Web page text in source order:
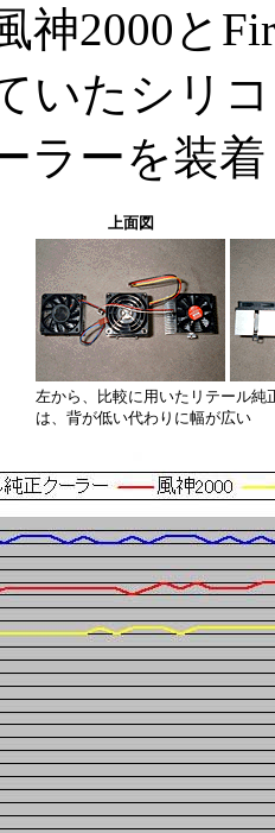
神2000と
いたシリ
ラーを装
上面図
左から、比較に用いたリテール純
は、背が低い代わりに幅が広い